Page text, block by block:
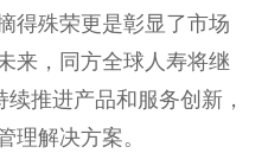
得殊荣更是彰显了市场
来，同方全球人寿将继
推进产品和服务创新，
理解决方案。